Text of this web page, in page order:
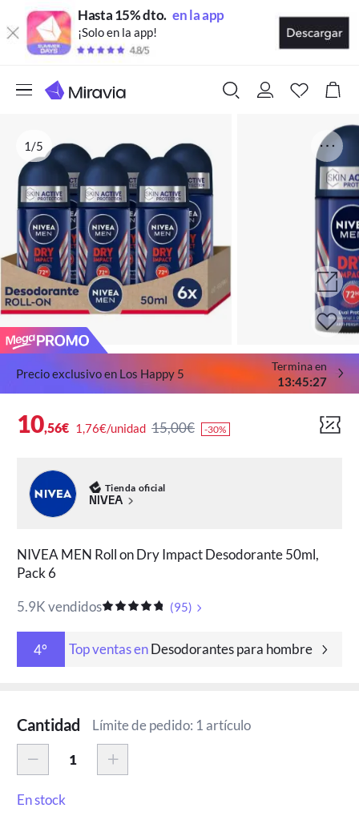
Hasta 15% dto. en la app
¡Solo en la app!
1/5
Precio exclusivo en Los Happy 5
Termina en
13:45:27
10,56€ 1,76€/unidad 15,00€ -30%
Tienda oficial
NIVEA
NIVEA MEN Roll on Dry Impact Desodorante 50ml,
Pack 6
5.9K vendidos
(95)
4° Top ventas enDesodorantes para hombre
Cantidad Límite de pedido: 1 artículo
En stock